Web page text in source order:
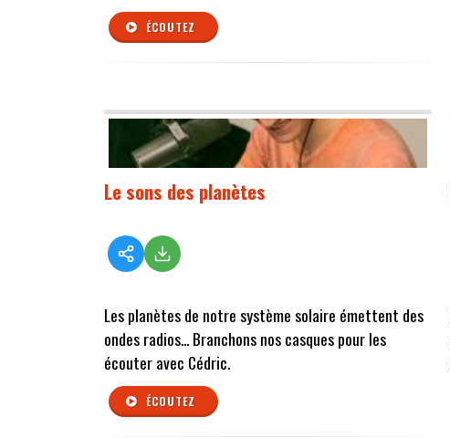
ÉCOUTEZ
Le sons des planètes
Les planètes de notre système solaire émettent des
ondes radios... Branchons nos casques pour les
écouter avec Cédric.
ÉCOUTEZ